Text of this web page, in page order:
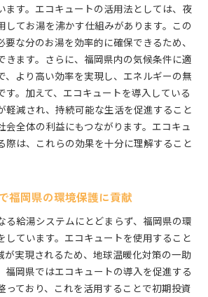
ます。エコキュートの活用法としては、夜
してお湯を沸かす仕組みがあります。この
な分のお湯を効率的に確保できるため、
きます。さらに、福岡県内の気候条件に適
、より高い効率を実現し、エネルギーの無
す。加えて、エコキュートを導入している
軽減され、持続可能な生活を促進すること
会全体の利益にもつながります。エコキュ
際は、これらの効果を十分に理解すること
福岡県の環境保護に貢献
る給湯システムにとどまらず、福岡県の環
しています。エコキュートを使用すること
が実現されるため、地球温暖化対策の一助
福岡県ではエコキュートの導入を促進する
っており、これを活用することで初期投資